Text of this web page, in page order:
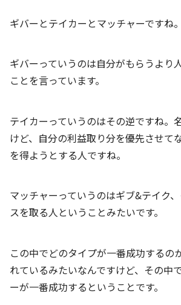
ギバーとテイカーとマッチャーですね。
ギバーっていうのは自分がもらうより
ことを言っています。
テイカーっていうのはその逆ですね。
けど、自分の利益取り分を優先させて
を得ようとする人ですね。
マッチャーっていうのはギブ&テイク
スを取る人ということみたいです。
この中でどのタイプが一番成功するの
れているみたいなんですけど、その中
ーが一番成功するということです。